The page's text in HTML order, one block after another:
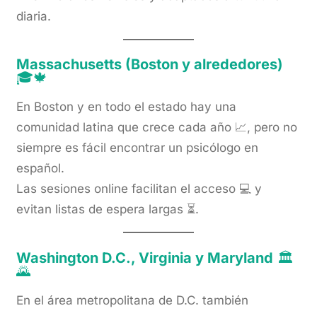
diaria.
Massachusetts (Boston y alrededores)
🎓🍁
En Boston y en todo el estado hay una
comunidad latina que crece cada año 📈, pero no
siempre es fácil encontrar un psicólogo en
español.
Las sesiones online facilitan el acceso 💻 y
evitan listas de espera largas ⏳.
Washington D.C., Virginia y Maryland 🏛️
🌄
En el área metropolitana de D.C. también